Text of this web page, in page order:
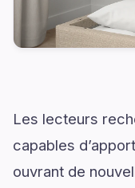
Les lecteurs
capables
ouvrant de